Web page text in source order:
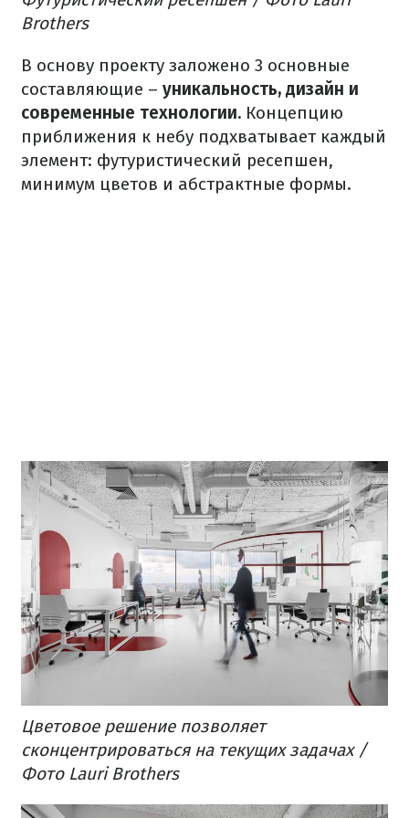
Brothers
В основу проекту заложено 3 основные
составляющие – уникальность, дизайн и
современные технологии. Концепцию
приближения к небу подхватывает каждый
элемент: футуристический ресепшен,
минимум цветов и абстрактные формы.
Цветовое решение позволяет
сконцентрироваться на текущих задачах /
Фото Lauri Brothers